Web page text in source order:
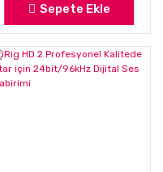
Sepete Ekle